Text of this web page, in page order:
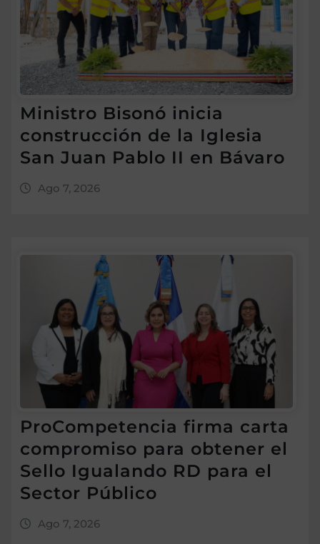
Ministro Bisonó inicia
construcción de la Iglesia
San Juan Pablo II en Bávaro
Ago 7, 2026
ProCompetencia firma carta
compromiso para obtener el
Sello Igualando RD para el
Sector Público
Ago 7, 2026